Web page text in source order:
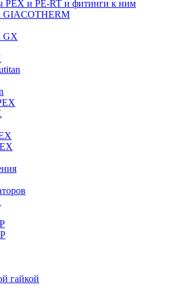
PEX и PE-RT и фитинги к ним
GIACOTHERM
GX
гайкой